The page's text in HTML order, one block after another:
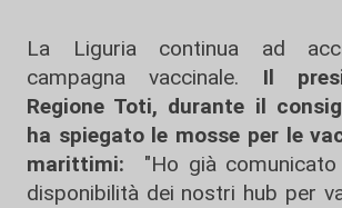
La Liguria continua ad
campagna vaccinale. Il
Regione Toti, durante il
ha spiegato le mosse per le
marittimi: "Ho già
disponibilità dei nostri hub per